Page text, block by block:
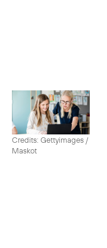
Credits: Gettyimages /
Maskot